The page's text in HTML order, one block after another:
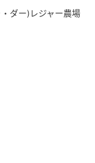
ダー)レジャー農場